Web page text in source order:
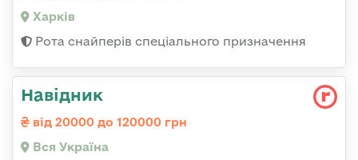
Харків
Рота снайперів спеціального призначення
Навідник
від 20000 до 120000 грн
Вся Україна